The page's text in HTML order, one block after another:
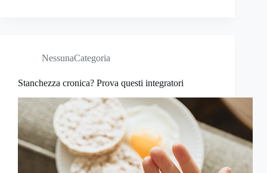
NessunaCategoria
Stanchezza cronica? Prova questi integratori